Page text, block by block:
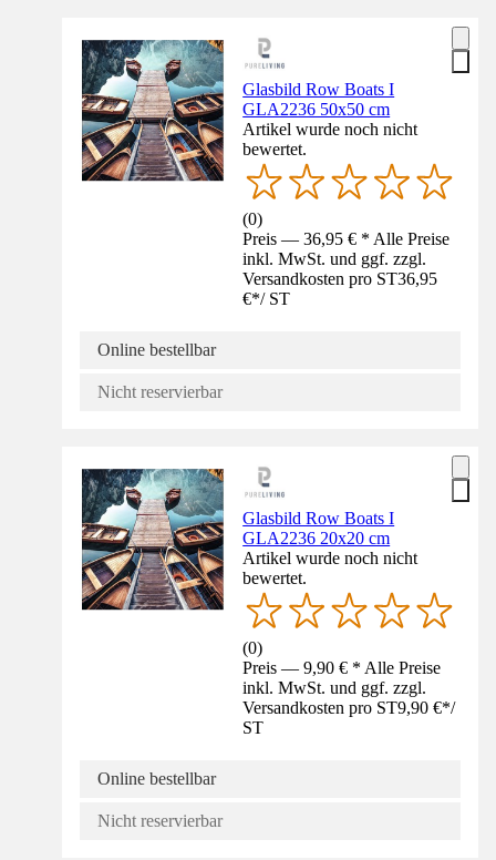
Glasbild Row Boats I
GLA2236 50x50 cm
Artikel wurde noch nicht
bewertet.
(0)
Preis — 36,95 € * Alle Preise
inkl. MwSt. und ggf. zzgl.
Versandkosten pro ST36,95
€*/ ST
Online bestellbar
Nicht reservierbar
Glasbild Row Boats I
GLA2236 20x20 cm
Artikel wurde noch nicht
bewertet.
(0)
Preis — 9,90 € * Alle Preise
inkl. MwSt. und ggf. zzgl.
Versandkosten pro ST9,90 €*/
ST
Online bestellbar
Nicht reservierbar